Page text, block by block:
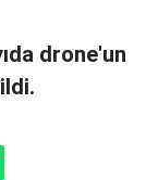
drone'un